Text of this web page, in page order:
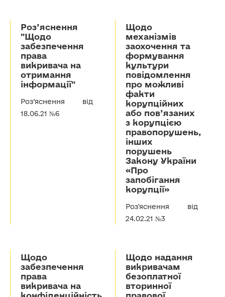
Роз’яснення
"Щодо
забезпечення
права
викривача на
отримання
інформації"
Роз’яснення від
18.06.21 №6
Щодо
механізмів
заохочення та
формування
культури
повідомлення
про можливі
факти
корупційних
або пов’язаних
з корупцією
правопорушень,
інших
порушень
Закону України
«Про
запобігання
корупції»
Роз'яснення від
24.02.21 №3
Щодо
забезпечення
права
викривача на
Щодо надання
викривачам
безоплатної
вторинної